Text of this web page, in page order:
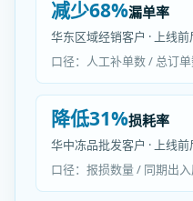
减少68%漏单率
华东区域经销客户 · 上线
口径：人工补单数 / 总订
降低31%损耗率
华中冻品批发客户 · 上线
口径：报损数量 / 同期出